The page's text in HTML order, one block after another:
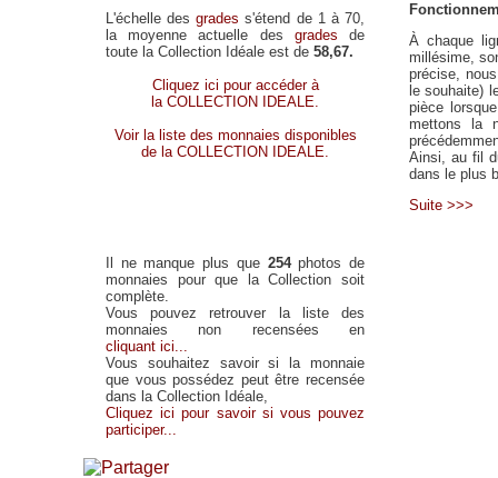
L'échelle desgrades s'étend de 1 à 70,
la moyenne actuelle des grades de
toute la Collection Idéale est de 58,67.
Cliquez ici pour accéder à
la COLLECTION IDEALE.
Voir la liste des monnaies disponibles
de la COLLECTION IDEALE.
À chaque
millésime,
précise,
le souhaite)
pièce
mettons la
Ainsi, au fil
dans le plus
Suite >>>
Il ne manque plus que 254photos de
monnaies pour que la Collection soit
complète.
Vous pouvez retrouver la liste des
monnaies non recensées en
cliquant ici...
Vous souhaitez savoir si la monnaie
que vous possédez peut être recensée
dans la Collection Idéale,
Cliquez ici pour savoir si vous pouvez
participer...